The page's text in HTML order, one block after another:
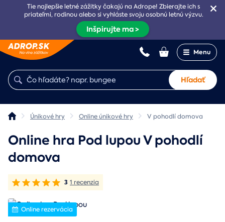
Tie najlepšie letné zážitky čakajú na Adrope! Zbierajte ich s
priateľmi, rodinou alebo si vyhláste svoju osobnú letnú výzvu.
Inšpirujte ma >
Menu
Hľadať
Únikové hry Online únikové hry V pohodlí domova
Online hra Pod lupou V pohodlí
domova
3 1 recenzia
Online rezervácia